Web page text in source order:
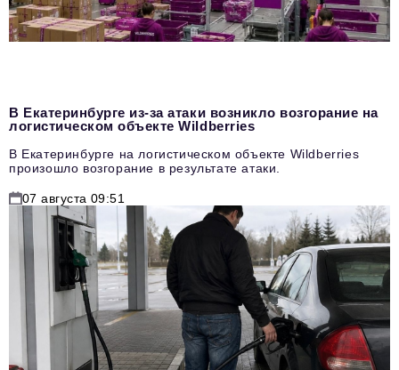
В Екатеринбурге из-за атаки возникло возгорание на
логистическом объекте Wildberries
В Екатеринбурге на логистическом объекте Wildberries
произошло возгорание в результате атаки.
07 августа 09:51